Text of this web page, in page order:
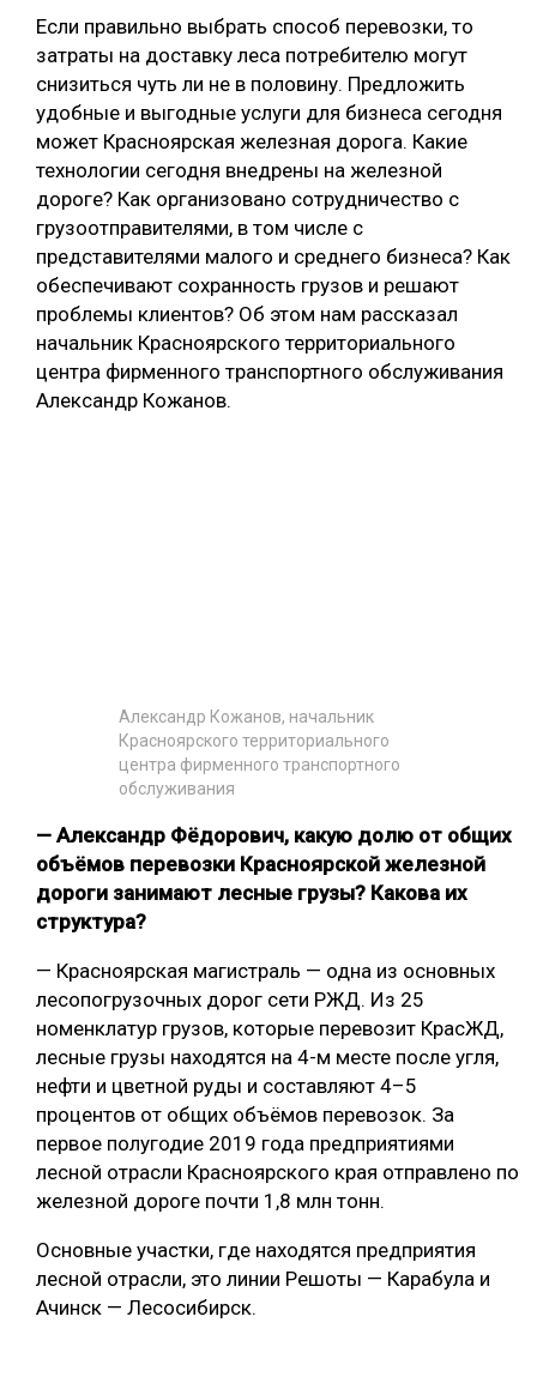
Если правильно выбрать способ перевозки, то
затраты на доставку леса потребителю могут
снизиться чуть ли не в половину. Предложить
удобные и выгодные услуги для бизнеса сегодня
может Красноярская железная дорога. Какие
технологии сегодня внедрены на железной
дороге? Как организовано сотрудничество с
грузоотправителями, в том числе с
представителями малого и среднего бизнеса? Как
обеспечивают сохранность грузов и решают
проблемы клиентов? Об этом нам рассказал
начальник Красноярского территориального
центра фирменного транспортного обслуживания
Александр Кожанов.
Александр Кожанов, начальник
Красноярского территориального
центра фирменного транспортного
обслуживания
— Александр Фёдорович, какую долю от общих
объёмов перевозки Красноярской железной
дороги занимают лесные грузы? Какова их
структура?
— Красноярская магистраль — одна из основных
лесопогрузочных дорог сети РЖД. Из 25
номенклатур грузов, которые перевозит КрасЖД,
лесные грузы находятся на 4-м месте после угля,
нефти и цветной руды и составляют 4–5
процентов от общих объёмов перевозок. За
первое полугодие 2019 года предприятиями
лесной отрасли Красноярского края отправлено по
железной дороге почти 1,8 млн тонн.
Основные участки, где находятся предприятия
лесной отрасли, это линии Решоты — Карабула и
Ачинск — Лесосибирск.